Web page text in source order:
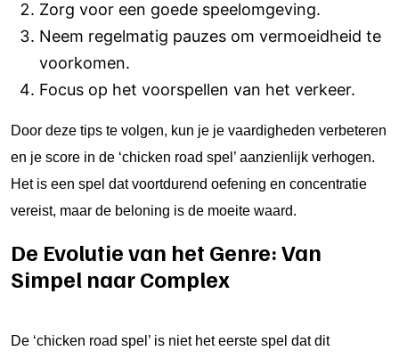
Zorg voor een goede speelomgeving.
Neem regelmatig pauzes om vermoeidheid te
voorkomen.
Focus op het voorspellen van het verkeer.
Door deze tips te volgen, kun je je vaardigheden verbeteren
en je score in de ‘chicken road spel’ aanzienlijk verhogen.
Het is een spel dat voortdurend oefening en concentratie
vereist, maar de beloning is de moeite waard.
De Evolutie van het Genre: Van
Simpel naar Complex
De ‘chicken road spel’ is niet het eerste spel dat dit